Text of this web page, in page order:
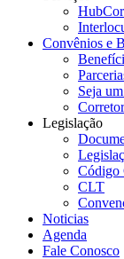
HubCor
Convênios e
Seja
Legislação
Código
CLT
Noticias
Agenda
Fale Conosco